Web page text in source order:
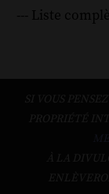
--- Liste